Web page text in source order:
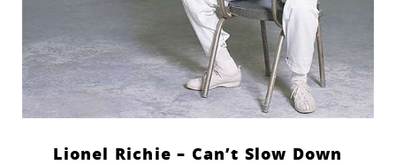
Lionel Richie – Can’t Slow Down